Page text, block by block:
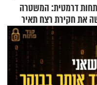
דרמטית: המשטרה
את חקירת רצח תאיר